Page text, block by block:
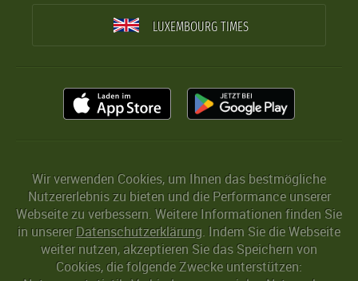
LUXEMBOURG TIMES
Wir verwenden Cookies, um Ihnen das bestmögliche
Nutzererlebnis zu bieten und die Performance unserer
Webseite zu verbessern. Weitere Informationen finden Sie
in unserer Datenschutzerklärung. Indem Sie die Webseite
weiter nutzen, akzeptieren Sie das Speichern von
Cookies, die folgende Zwecke unterstützen: